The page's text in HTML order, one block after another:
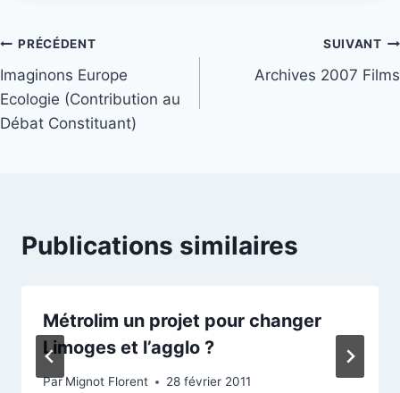
Navigation
de
l’article
PRÉCÉDENT
Imaginons Europe
Ecologie (Contribution au
Débat Constituant)
SUIVANT
Archives 2007 Films
Publications similaires
Métrolim un projet pour changer
Limoges et l’agglo ?
Par Mignot Florent 28 février 2011